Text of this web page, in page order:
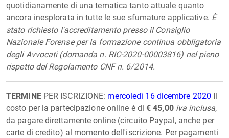
quotidianamente di una tematica tanto attuale quanto
ancora inesplorata in tutte le sue sfumature applicative. È
stato richiesto l'accreditamento presso il Consiglio
Nazionale Forense per la formazione continua obbligatoria
degli Avvocati (domanda n. RIC-2020-00003816) nel pieno
rispetto del Regolamento CNF n. 6/2014.
TERMINEPER ISCRIZIONE: mercoledì 16 dicembre 2020 Il
costo per la partecipazione online è di€ 45,00 iva inclusa,
da pagare direttamente online (circuito Paypal, anche per
carte di credito) al momento dell'iscrizione. Per pagamenti